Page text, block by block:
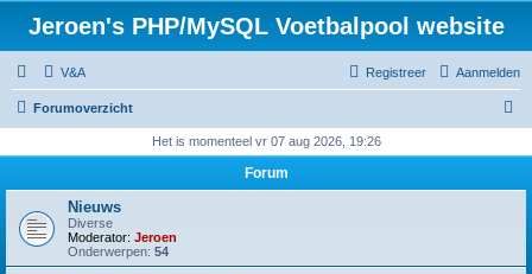
Jeroen's PHP/MySQL Voetbalpool website
V&A Aanmelden
Registreer
Forumoverzicht
k
Het is momenteel vr 07 aug 2026, 19:26
Forum
Nieuws
Diverse
Moderator: Jeroen
Onderwerpen: 54